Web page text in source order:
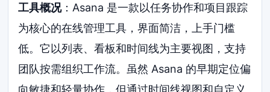
工具概况：Asana 是一款以任务协作和项目跟踪
为核心的在线管理工具，界面简洁，上手门槛
低。它以列表、看板和时间线为主要视图，支持
团队按需组织工作流。虽然 Asana 的早期定位偏
向敏捷和轻量协作，但通过时间线视图和自定义